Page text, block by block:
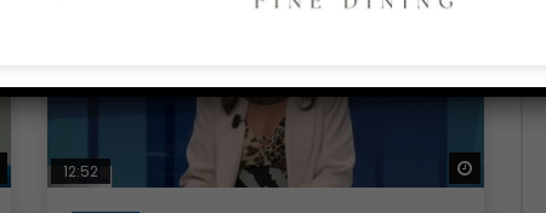
Guarda Dopo
12:52